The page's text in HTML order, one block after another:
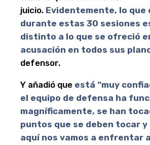
juicio. Evidentemente, lo que
durante estas 30 sesiones
distinto a lo que se ofreció
acusación en todos sus
defensor.
Y añadió que está “muy
el equipo de defensa ha
magníficamente, se han
puntos que se deben tocar y
aquí nos vamos a enfrentar